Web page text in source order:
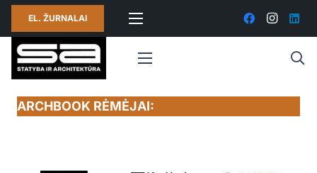
EL. ŽURNALAI
ARCHBOOK RĖMĖJAI: